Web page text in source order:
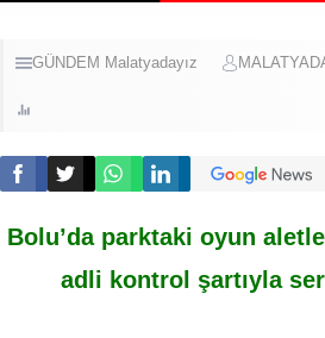
GÜNDEM Malatyadayız
Bolu’da parktaki oyun
adli kontrol şartıyla